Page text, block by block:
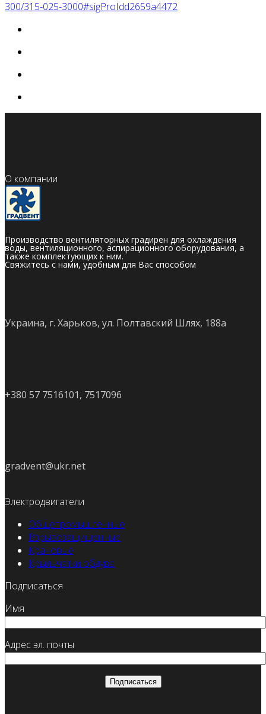
300/315-025-3000#sigProIdd2659a4472
О компании
Производство вентиляторных градирен для охлаждения
воды, вентиляционного, аспирационного оборудования, а
также комплектующих к ним.
Свяжитесь с нами, удобным для Вас способом
Украина, г. Харьков, ул. Полтавский Шлях, 188а
+380 57 7516101, 7517096
gradvent@ukr.net
Электродвигатели
Общепромышленные
Взрывозащищенные
Крановые
Крыльчатки обдува
Подписаться
Имя
Адрес эл. почты